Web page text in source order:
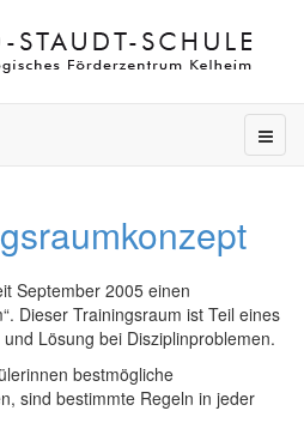
September 2005 einen
Dieser Trainingsraum ist Teil eines
Lösung bei Disziplinproblemen.
bestmögliche
sind bestimmte Regeln in jeder